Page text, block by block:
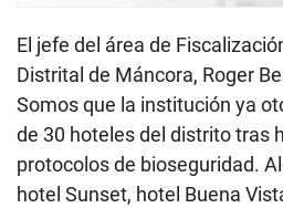
El jefe del área de
Distrital de Máncora, Roger
Somos que la institución ya
de 30 hoteles del distrito tras
protocolos de bioseguridad.
hotel Sunset, hotel Buena